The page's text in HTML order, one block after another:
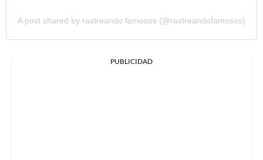
A post shared by rastreando famosos (@rastreandofamosos)
PUBLICIDAD